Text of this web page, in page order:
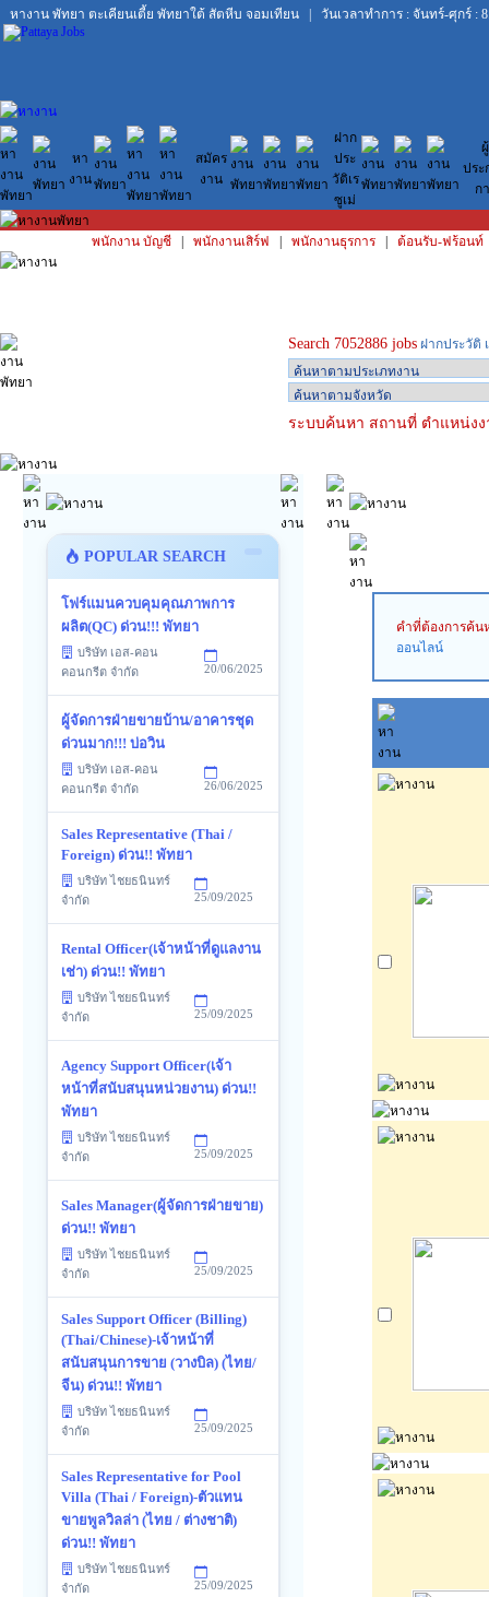
หางาน พัทยา ตะเคียนเตี้ย พัทยาใต้ สัตหีบ จอมเทียน | วันเวลาทำการ : จันทร์-ศุกร์ :
หา
งาน
สมัคร
งาน
ฝาก
ประ
วัติเร
ซูเม่
ผู้
ประ
ก
พนักงาน บัญชี พนักงานเสิร์ฟ พนักงานธุรการ ต้อนรับ-ฟร้อนท์
Search 7052886 jobs ฝากประวัติ
ระบบค้นหา สถานที่ ตำแหน่ง
POPULAR SEARCH
โฟร์แมนควบคุมคุณภาพการ
ผลิต(QC) ด่วน!!! พัทยา
บริษัท เอส-คอน
คอนกรีต จำกัด
20/06/2025
ผู้จัดการฝ่ายขายบ้าน/อาคารชุด
ด่วนมาก!!! บ่อวิน
บริษัท เอส-คอน
คอนกรีต จำกัด
26/06/2025
Sales Representative (Thai /
Foreign) ด่วน!! พัทยา
บริษัท ไชยธนินทร์
จำกัด
25/09/2025
Rental Officer(เจ้าหน้าที่ดูแลงาน
เช่า) ด่วน!! พัทยา
บริษัท ไชยธนินทร์
จำกัด
25/09/2025
Agency Support Officer(เจ้า
หน้าที่สนับสนุนหน่วยงาน) ด่วน!!
พัทยา
บริษัท ไชยธนินทร์
จำกัด
25/09/2025
Sales Manager(ผู้จัดการฝ่ายขาย)
ด่วน!! พัทยา
บริษัท ไชยธนินทร์
จำกัด
25/09/2025
Sales Support Officer (Billing)
(Thai/Chinese)-เจ้าหน้าที่
สนับสนุนการขาย (วางบิล) (ไทย/
จีน) ด่วน!! พัทยา
บริษัท ไชยธนินทร์
จำกัด
25/09/2025
Sales Representative for Pool
Villa (Thai / Foreign)-ตัวแทน
ขายพูลวิลล่า (ไทย / ต่างชาติ)
ด่วน!! พัทยา
บริษัท ไชยธนินทร์
จำกัด
25/09/2025
คำที่ต้องการค้น
ออนไลน์